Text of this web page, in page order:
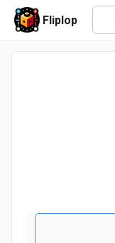
Fliplop